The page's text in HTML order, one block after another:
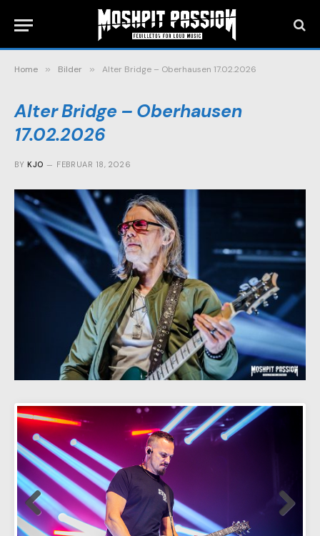
Home » Bilder » Alter Bridge – Oberhausen 17.02.2026
Alter Bridge – Oberhausen
17.02.2026
BY KJO FEBRUAR 18, 2026